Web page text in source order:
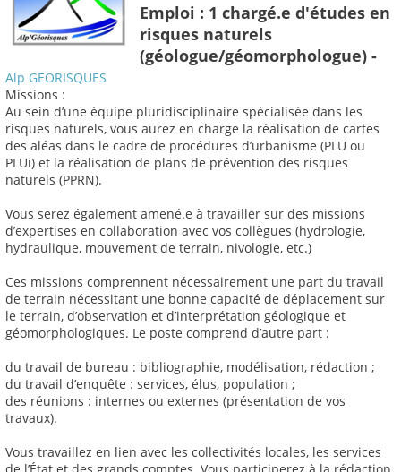
Emploi : 1 chargé.e d'études en
risques naturels
(géologue/géomorphologue) -
Alp GEORISQUES
Missions :
Au sein d’une équipe pluridisciplinaire spécialisée dans les
risques naturels, vous aurez en charge la réalisation de cartes
des aléas dans le cadre de procédures d’urbanisme (PLU ou
PLUi) et la réalisation de plans de prévention des risques
naturels (PPRN).
Vous serez également amené.e à travailler sur des missions
d’expertises en collaboration avec vos collègues (hydrologie,
hydraulique, mouvement de terrain, nivologie, etc.)
Ces missions comprennent nécessairement une part du travail
de terrain nécessitant une bonne capacité de déplacement sur
le terrain, d’observation et d’interprétation géologique et
géomorphologiques. Le poste comprend d’autre part :
du travail de bureau : bibliographie, modélisation, rédaction ;
du travail d’enquête : services, élus, population ;
des réunions : internes ou externes (présentation de vos
travaux).
Vous travaillez en lien avec les collectivités locales, les services